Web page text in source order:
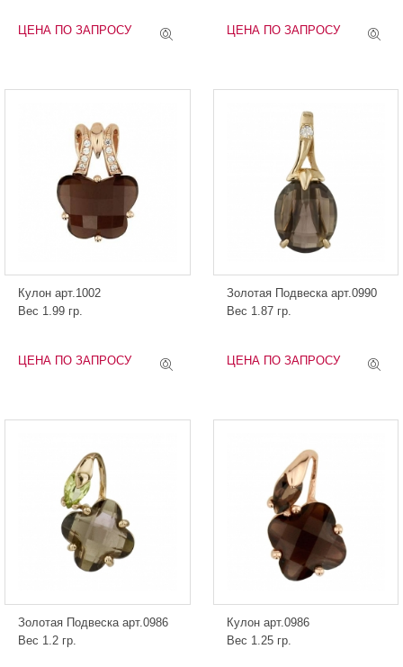
ЦЕНА ПО ЗАПРОСУ ЦЕНА ПО ЗАПРОСУ
Кулон арт.1002
Вес 1.99 гр.
ЦЕНА ПО ЗАПРОСУ
Золотая Подвеска арт.0990
Вес 1.87 гр.
ЦЕНА ПО ЗАПРОСУ
Золотая Подвеска арт.0986
Вес 1.2 гр.
Кулон арт.0986
Вес 1.25 гр.